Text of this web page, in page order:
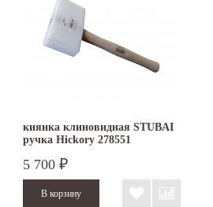
киянка клиновидная STUBAI
ручка Hickory 278551
5 700 ₽